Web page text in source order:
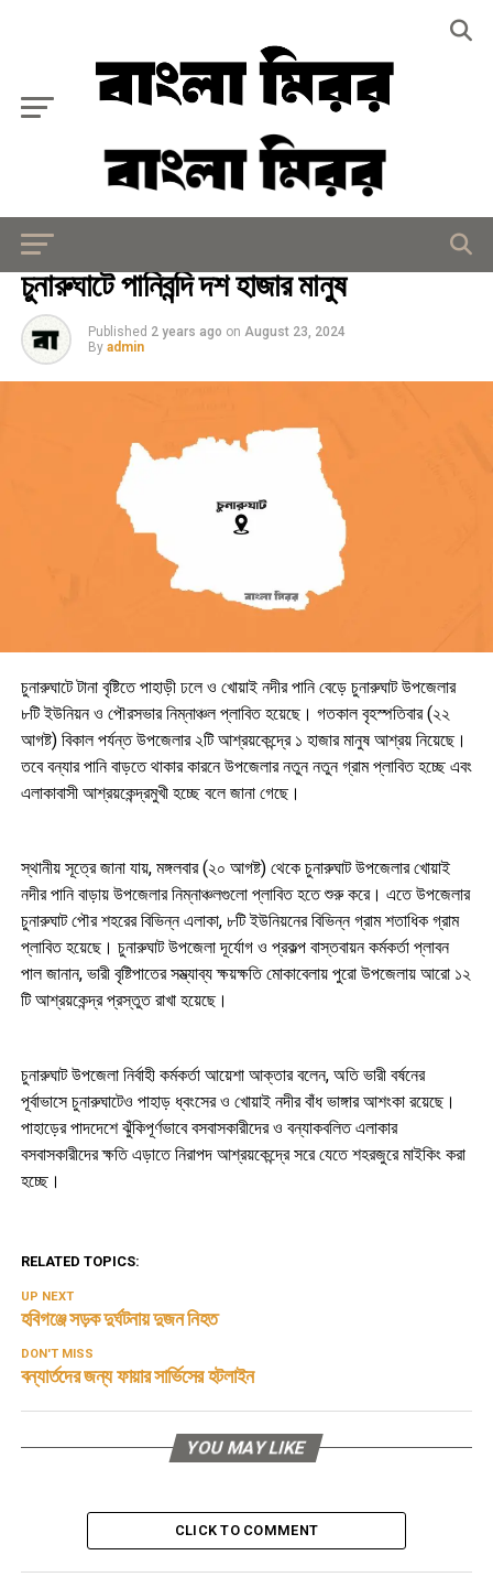
সারাদেশ
চুনারুঘাটে পানিবন্দি দশ হাজার মানুষ
Published 2 years ago on August 23, 2024
By admin
চুনারুঘাটে টানা বৃষ্টিতে পাহাড়ী ঢলে ও খোয়াই নদীর পানি বেড়ে চুনারুঘাট উপজেলার
৮টি ইউনিয়ন ও পৌরসভার নিম্নাঞ্চল প্লাবিত হয়েছে। গতকাল বৃহস্পতিবার (২২
আগষ্ট) বিকাল পর্যন্ত উপজেলার ২টি আশ্রয়কেন্দ্রে ১ হাজার মানুষ আশ্রয় নিয়েছে।
তবে বন্যার পানি বাড়তে থাকার কারনে উপজেলার নতুন নতুন গ্রাম প্লাবিত হচ্ছে এবং
এলাকাবাসী আশ্রয়কেন্দ্রমুখী হচ্ছে বলে জানা গেছে।
স্থানীয় সূত্রে জানা যায়, মঙ্গলবার (২০ আগষ্ট) থেকে চুনারুঘাট উপজেলার খোয়াই
নদীর পানি বাড়ায় উপজেলার নিম্নাঞ্চলগুলো প্লাবিত হতে শুরু করে। এতে উপজেলার
চুনারুঘাট পৌর শহরের বিভিন্ন এলাকা, ৮টি ইউনিয়নের বিভিন্ন গ্রাম শতাধিক গ্রাম
প্লাবিত হয়েছে। চুনারুঘাট উপজেলা দূর্যোগ ও প্রকল্প বাস্তবায়ন কর্মকর্তা প্লাবন
পাল জানান, ভারী বৃষ্টিপাতের সম্ভ্যাব্য ক্ষয়ক্ষতি মোকাবেলায় পুরো উপজেলায় আরো ১২
টি আশ্রয়কেন্দ্র প্রস্তুত রাখা হয়েছে।
চুনারুঘাট উপজেলা নির্বাহী কর্মকর্তা আয়েশা আক্তার বলেন, অতি ভারী বর্ষনের
পূর্বাভাসে চুনারুঘাটেও পাহাড় ধ্বংসের ও খোয়াই নদীর বাঁধ ভাঙ্গার আশংকা রয়েছে।
পাহাড়ের পাদদেশে ঝুঁকিপূর্ণভাবে বসবাসকারীদের ও বন্যাকবলিত এলাকার
বসবাসকারীদের ক্ষতি এড়াতে নিরাপদ আশ্রয়কেন্দ্রে সরে যেতে শহরজুরে মাইকিং করা
হচ্ছে।
RELATED TOPICS:
UP NEXT
হবিগঞ্জে সড়ক দুর্ঘটনায় দুজন নিহত
DON'T MISS
বন্যার্তদের জন্য ফায়ার সার্ভিসের হটলাইন
YOU MAY LIKE
CLICK TO COMMENT